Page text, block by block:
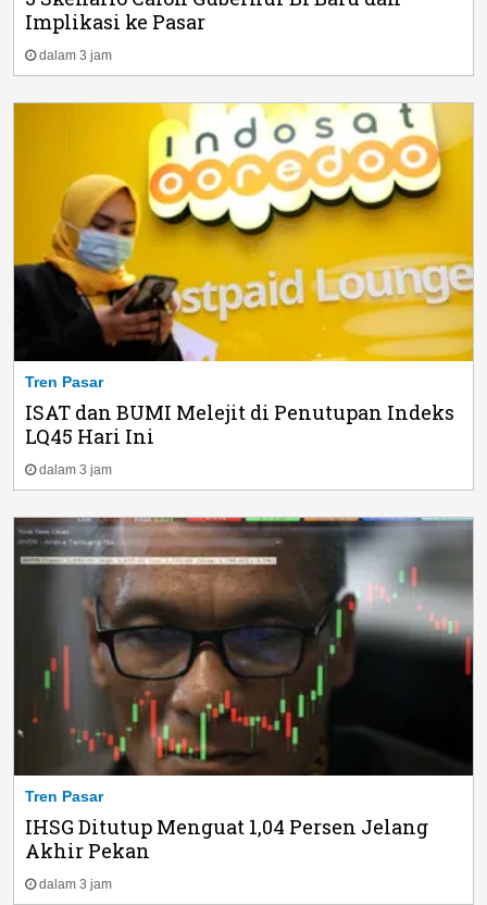
Implikasi ke Pasar
dalam 3 jam
Tren Pasar
ISAT dan BUMI Melejit di Penutupan Indeks
LQ45 Hari Ini
dalam 3 jam
Tren Pasar
IHSG Ditutup Menguat 1,04 Persen Jelang
Akhir Pekan
dalam 3 jam